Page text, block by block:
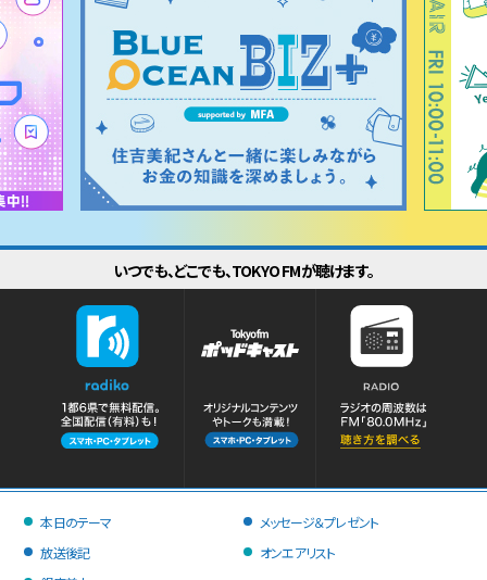
いつでも、どこでも、TOKYO FMが聴けます。
本日のテーマ
放送後記
メッセージ＆プレゼント
オンエアリスト